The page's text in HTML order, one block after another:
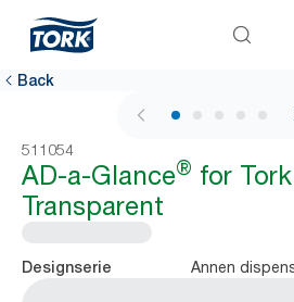
Back
1 / 5
511054
AD-a-Glance® for
Transparent
Designserie Annen